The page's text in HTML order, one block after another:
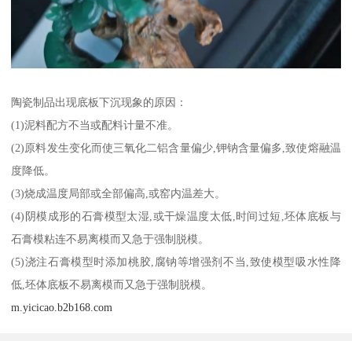
陶瓷制品出现底板下沉现象的原因：
(1)泥料配方不当或配料计量不准。
(2)原料发生变化而使三氧化二铝含量偏少,钾钠含量偏多,致使熔融温
度降低。
(3)烧成温度局部或全部偏高,或窑内温差大。
(4)阴模成形的石膏模型太湿,或干燥温度太低,时间过短,坯体底板与
石膏模粘连不易离模而又急于强制脱模。
(5)浇注石膏模型时添加桃胶,腐钠等增强剂不当,致使模型吸水性降
低,坯体底板不易离模而又急于强制脱模。
m.yicicao.b2b168.com